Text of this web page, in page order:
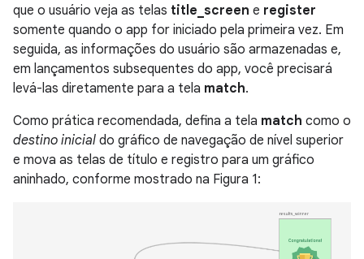
que o usuário veja as telas title_screen e register
somente quando o app for iniciado pela primeira vez. Em
seguida, as informações do usuário são armazenadas e,
em lançamentos subsequentes do app, você precisará
levá-las diretamente para a tela match.
Como prática recomendada, defina a tela match como o
destino inicial do gráfico de navegação de nível superior
e mova as telas de título e registro para um gráfico
aninhado, conforme mostrado na Figura 1: